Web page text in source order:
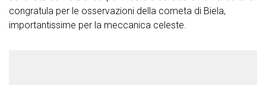
congratula per le osservazioni della cometa di Biela,
importantissime per la meccanica celeste.